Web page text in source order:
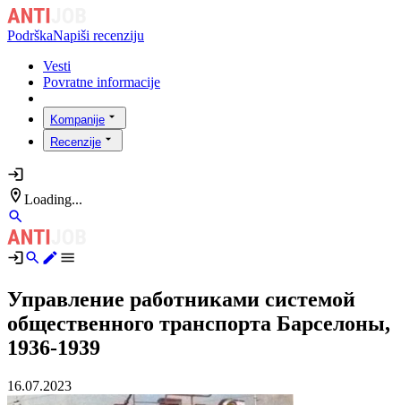
PodrškaNapiši recenziju
Vesti
Povratne informacije
Kompanije
Recenzije
Loading...
Управление работниками системой
общественного транспорта Барселоны,
1936-1939
16.07.2023